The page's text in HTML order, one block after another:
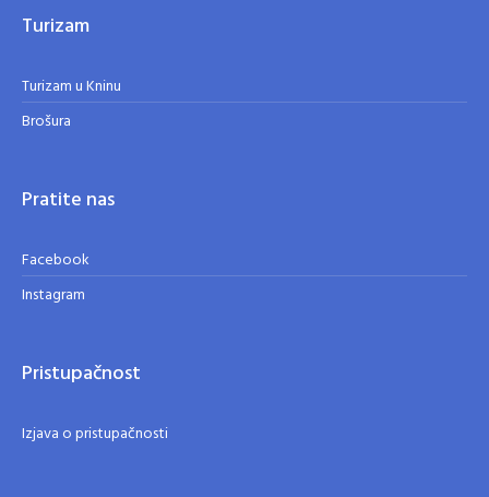
Turizam
Turizam u Kninu
Brošura
Pratite nas
Facebook
Instagram
Pristupačnost
Izjava o pristupačnosti